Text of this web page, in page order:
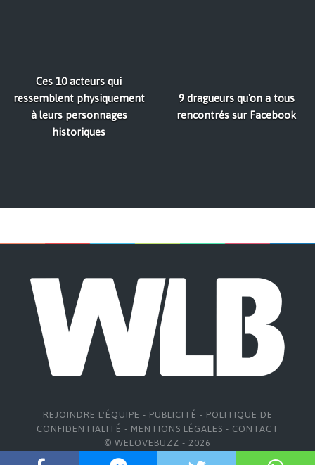
Ces 10 acteurs qui
ressemblent physiquement
à leurs personnages
historiques
9 dragueurs qu'on a tous
rencontrés sur Facebook
REJOINDRE L'ÉQUIPE - PUBLICITÉ - POLITIQUE DE
CONFIDENTIALITÉ - MENTIONS LÉGALES - CONTACT
© WELOVEBUZZ - 2026